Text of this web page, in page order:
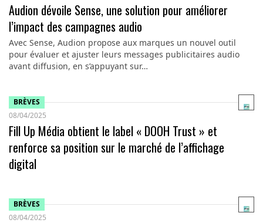
Audion dévoile Sense, une solution pour améliorer
l’impact des campagnes audio
Avec Sense, Audion propose aux marques un nouvel outil
pour évaluer et ajuster leurs messages publicitaires audio
avant diffusion, en s’appuyant sur…
BRÈVES
08/04/2025
Fill Up Média obtient le label « DOOH Trust » et
renforce sa position sur le marché de l’affichage
digital
BRÈVES
08/04/2025